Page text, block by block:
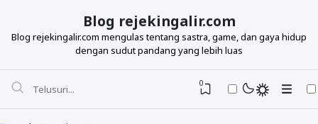
Blog rejekingalir.com
Blog rejekingalir.com mengulas tentang sastra, game, dan gaya hidup
dengan sudut pandang yang lebih luas
0